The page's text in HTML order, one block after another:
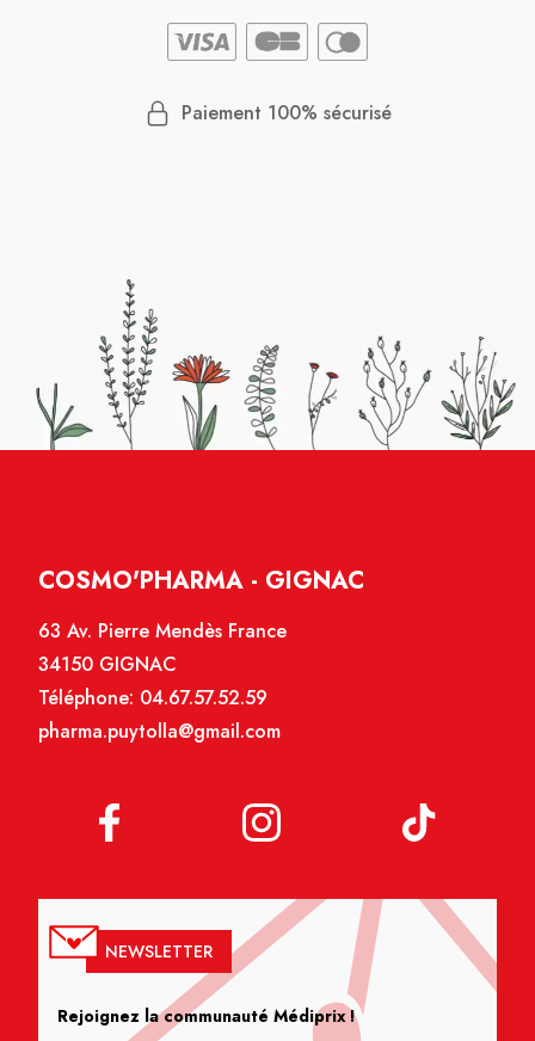
Paiement 100% sécurisé
COSMO'PHARMA - GIGNAC
63 Av. Pierre Mendès France
34150 GIGNAC
Téléphone: 04.67.57.52.59
pharma.puytolla@gmail.com
NEWSLETTER
Rejoignez la communauté Médiprix !